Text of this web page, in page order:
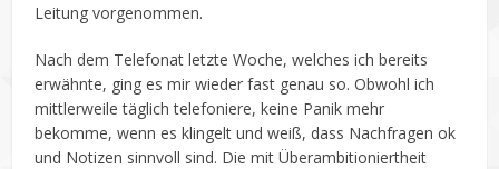
Leitung vorgenommen.
Nach dem Telefonat letzte Woche, welches ich bereits
erwähnte, ging es mir wieder fast genau so. Obwohl ich
mittlerweile täglich telefoniere, keine Panik mehr
bekomme, wenn es klingelt und weiß, dass Nachfragen ok
und Notizen sinnvoll sind. Die mit Überambitioniertheit